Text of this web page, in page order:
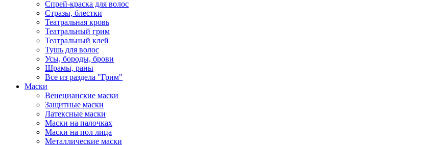
Спрей-краска для волос
Стразы, блестки
Театральная кровь
Театральный грим
Театральный клей
Тушь для волос
Усы, бороды, брови
Шрамы, раны
Все из раздела "Грим"
Маски
Венецианские маски
Защитные маски
Латексные маски
Маски на палочках
Маски на пол лица
Металлические маски